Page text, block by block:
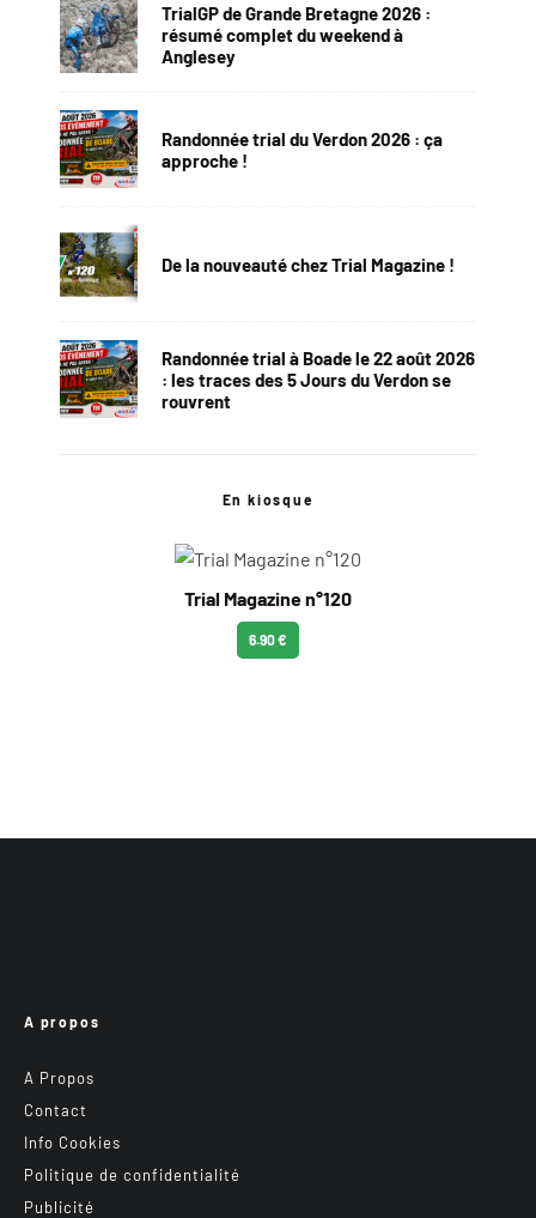
TrialGP de Grande Bretagne 2026 :
résumé complet du weekend à
Anglesey
Randonnée trial du Verdon 2026 : ça
approche !
De la nouveauté chez Trial Magazine !
Randonnée trial à Boade le 22 août 2026
: les traces des 5 Jours du Verdon se
rouvrent
En kiosque
Trial Magazine n°120
6.90 €
A propos
A Propos
Contact
Info Cookies
Politique de confidentialité
Publicité